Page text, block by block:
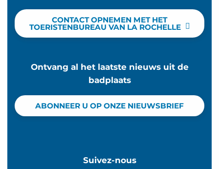
CONTACT OPNEMEN MET HET
TOERISTENBUREAU VAN LA ROCHELLE
Ontvang al het laatste nieuws uit de
badplaats
ABONNEER U OP ONZE NIEUWSBRIEF
Suivez-nous